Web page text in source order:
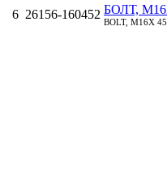
6 26156-160452 БОЛТ,
BOLT, M16X